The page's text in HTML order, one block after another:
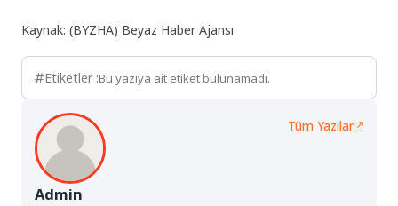
Kaynak: (BYZHA) Beyaz Haber Ajansı
Etiketler :Bu yazıya ait etiket bulunamadı.
Admin
Tüm Yazılar